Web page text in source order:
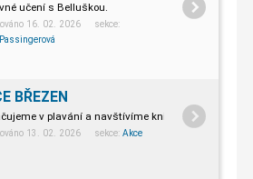
učení s Belluškou.
16. 02. 2026 sekce:
BŘEZEN
v plavání a navštívíme knihovnu.
13. 02. 2026 sekce: Akce